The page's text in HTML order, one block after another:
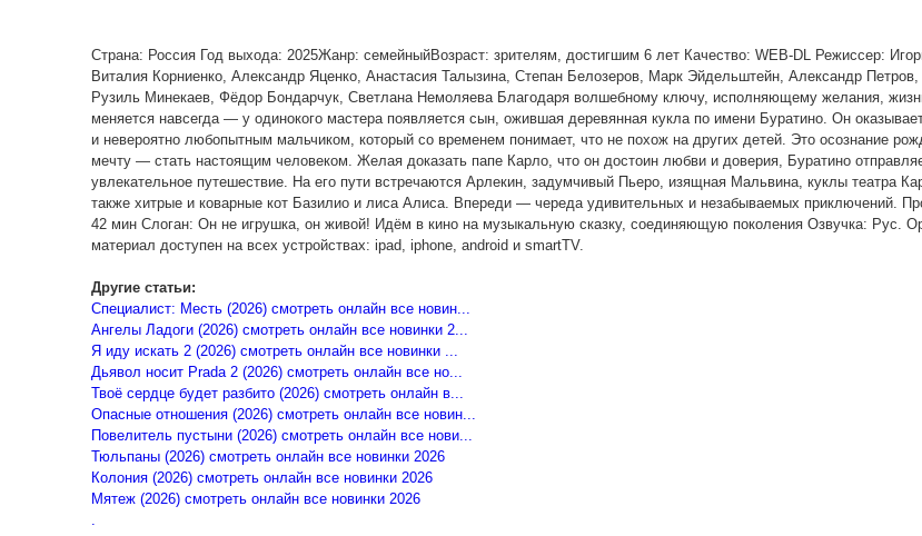
Страна: Россия Год выхода: 2025Жанр: семейныйВозраст: зрителям, достигшим 6 лет Качество: WEB-DL Режиссер:
Виталия Корниенко, Александр Яценко, Анастасия Талызина, Степан Белозеров, Марк Эйдельштейн, Александр Петров,
Рузиль Минекаев, Фёдор Бондарчук, Светлана Немоляева Благодаря волшебному ключу, исполняющему желания,
меняется навсегда — у одинокого мастера появляется сын, ожившая деревянная кукла по имени Буратино. Он
и невероятно любопытным мальчиком, который со временем понимает, что не похож на других детей. Это осознание
мечту — стать настоящим человеком. Желая доказать папе Карло, что он достоин любви и доверия, Буратино
увлекательное путешествие. На его пути встречаются Арлекин, задумчивый Пьеро, изящная Мальвина, куклы театра
также хитрые и коварные кот Базилио и лиса Алиса. Впереди — череда удивительных и незабываемых приключений.
42 мин Слоган: Он не игрушка, он живой! Идём в кино на музыкальную сказку, соединяющую поколения Озвучка: Рус.
материал доступен на всех устройствах: ipad, iphone, android и smartTV.
Другие статьи:
Специалист: Месть (2026) смотреть онлайн все новин...
Ангелы Ладоги (2026) смотреть онлайн все новинки 2...
Я иду искать 2 (2026) смотреть онлайн все новинки ...
Дьявол носит Prada 2 (2026) смотреть онлайн все но...
Твоё сердце будет разбито (2026) смотреть онлайн в...
Опасные отношения (2026) смотреть онлайн все новин...
Повелитель пустыни (2026) смотреть онлайн все нови...
Тюльпаны (2026) смотреть онлайн все новинки 2026
Колония (2026) смотреть онлайн все новинки 2026
Мятеж (2026) смотреть онлайн все новинки 2026
.